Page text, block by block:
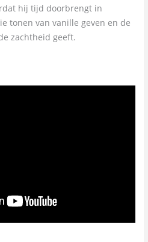
hij tijd doorbrengt in
tonen van vanille geven en de
zachtheid geeft.